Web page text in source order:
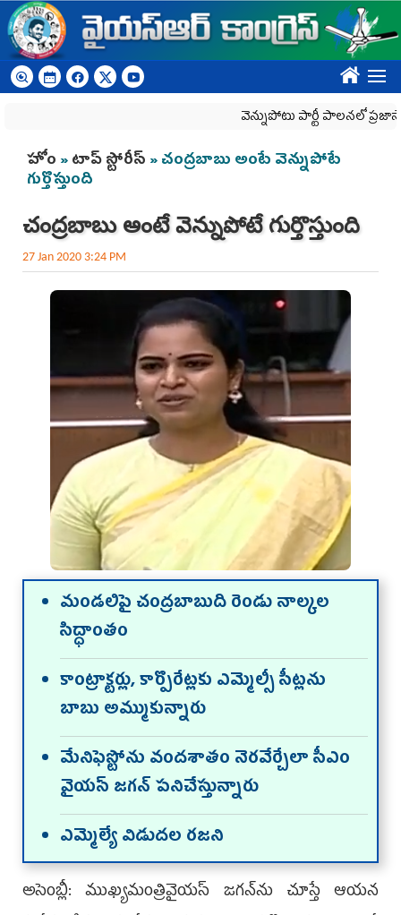
Skip to main content
????
వెన్నుపోటు పార్టీ పాలనలో
You are here
హోం »టాప్ స్టోరీస్ » చంద్రబాబు అంటే వెన్నుపోటే
గుర్తొస్తుంది
చంద్రబాబు అంటే వెన్నుపోటే గుర్తొస్తుంది
27 Jan 2020 3:24 PM
మండలిపై చంద్రబాబుది రెండు నాల్కల
సిద్ధాంతం
కాంట్రాక్టర్లు, కార్పొరేట్లకు ఎమ్మెల్సీ సీట్లను
బాబు అమ్ముకున్నారు
మేనిఫెస్టోను వందశాతం నెరవేర్చేలా సీఎం
వైయస్‌ జగన్ పనిచేస్తున్నారు
ఎమ్మెల్యే విడుదల రజని
అసెంబ్లీ: ముఖ్యమంత్రివైయస్‌ జగన్‌ను చూస్తే ఆయన